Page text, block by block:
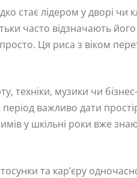
лідером у дворі чи
часто відзначають
Ця риса з віком
техніки, музики чи
важливо дати
у шкільні роки вже
та кар’єру